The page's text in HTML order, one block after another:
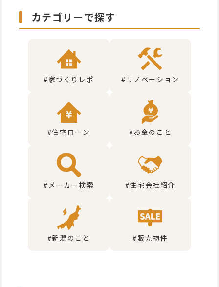
カテゴリーで探す
#家づくりレポ #リノベーション
#住宅ローン #お金のこと
#メーカー検索 #住宅会社紹介
#新潟のこと #販売物件